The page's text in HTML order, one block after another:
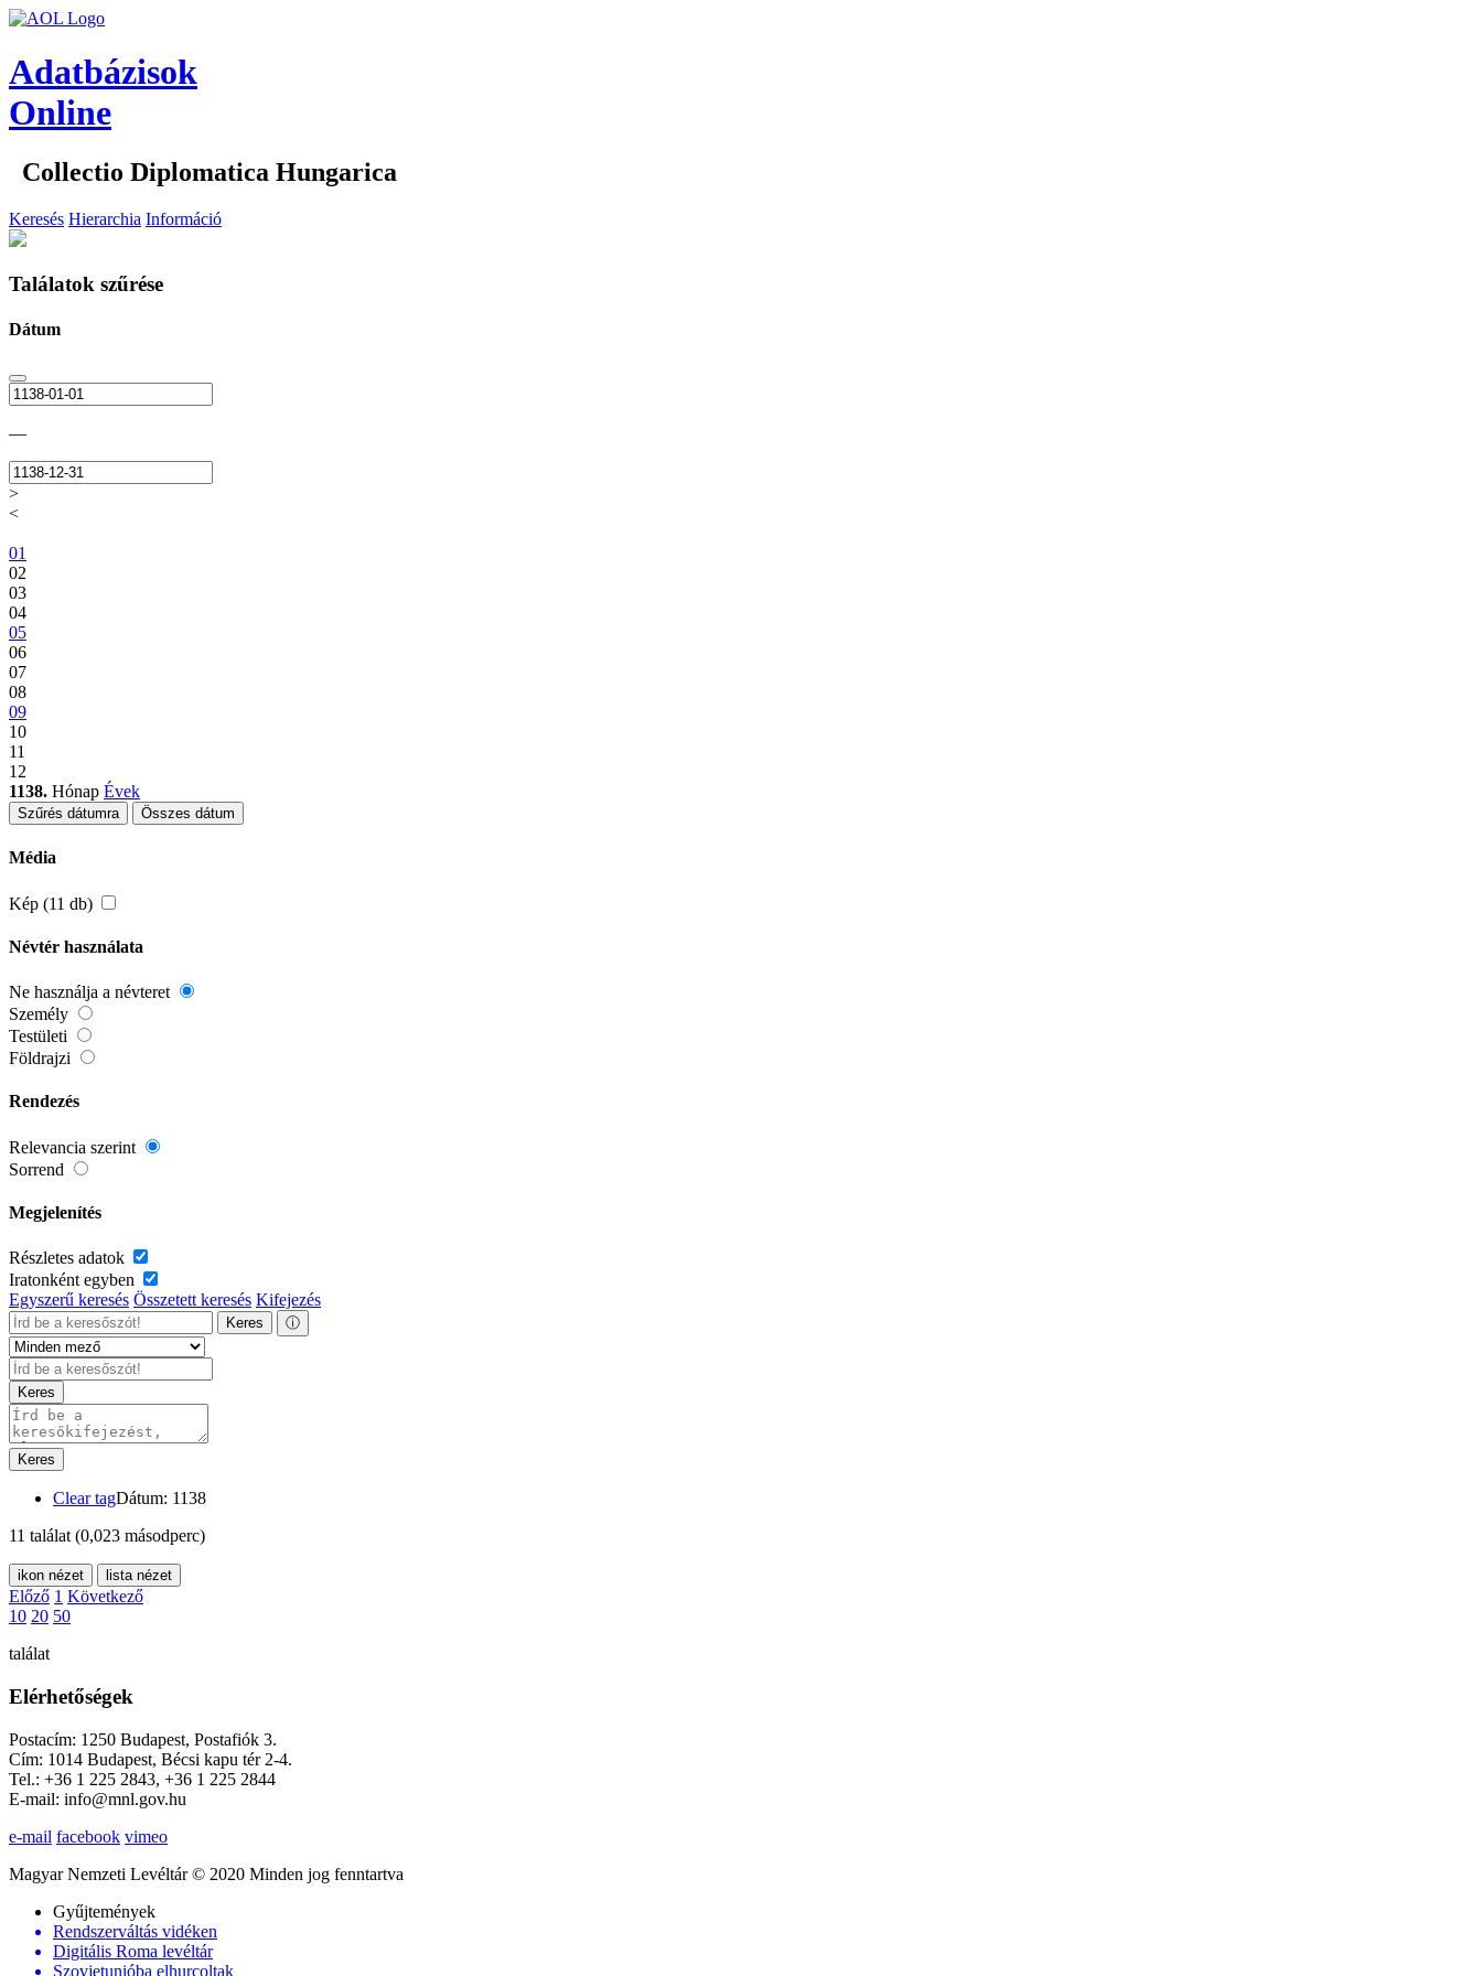
Adatbázisok
Online
Collectio Diplomatica Hungarica
Keresés Hierarchia Információ
Találatok szűrése
Dátum
—
>
<
01
02
03
04
05
06
07
08
09
10
11
12
1138. Hónap Évek
Szűrés dátumra Összes dátum
Média
Kép (11 db)
Névtér használata
Ne használja a névteret
Személy
Testületi
Földrajzi
Rendezés
Relevancia szerint
Sorrend
Megjelenítés
Részletes adatok
Iratonként egyben
Egyszerű keresés Összetett keresés Kifejezés
Keres ⓘ
Keres
Keres
Clear tagDátum: 1138
11 találat (0,023 másodperc)
ikon nézet lista nézet
Előző 1 Következő
10 20 50
találat
Elérhetőségek
Postacím: 1250 Budapest, Postafiók 3.
Cím: 1014 Budapest, Bécsi kapu tér 2-4.
Tel.: +36 1 225 2843, +36 1 225 2844
E-mail: info@mnl.gov.hu
e-mail facebook vimeo
Magyar Nemzeti Levéltár © 2020 Minden jog fenntartva
Gyűjtemények
Rendszerváltás vidéken
Digitális Roma levéltár
Szovjetunióba elhurcoltak